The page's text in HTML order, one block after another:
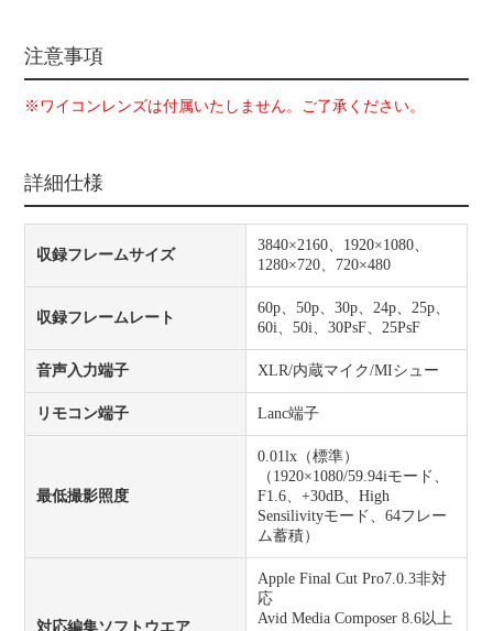
注意事項
※ワイコンレンズは付属いたしません。ご了承ください。
詳細仕様
収録フレームサイズ
3840×2160、1920×1080、
1280×720、720×480
収録フレームレート
60p、50p、30p、24p、25p、
60i、50i、30PsF、25PsF
音声入力端子 XLR/内蔵マイク/MIシュー
リモコン端子 Lanc端子
最低撮影照度
0.01lx（標準）
（1920×1080/59.94iモード、
F1.6、+30dB、High
Sensilivityモード、64フレー
ム蓄積）
対応編集ソフトウエア
Apple Final Cut Pro7.0.3非対
応
Avid Media Composer 8.6以上